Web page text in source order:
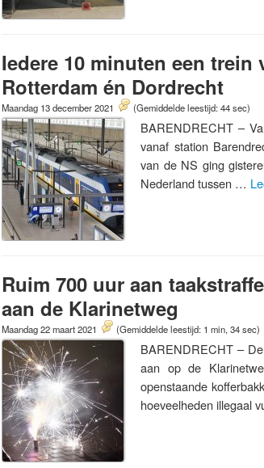
Iedere 10 minuten een
Rotterdam én Dordrecht
Maandag 13 december 2021 (Gemiddelde leestijd: 44 sec)
BARENDRECHT –
vanaf station
van de NS ging
Nederland tussen …
Ruim 700 uur aan
aan de Klarinetweg
Maandag 22 maart 2021 (Gemiddelde leestijd: 1 min, 34 sec)
BARENDRECHT –
aan op de
openstaande
hoeveelheden illegaal